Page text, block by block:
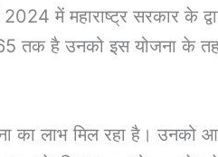
में महाराष्ट्र सरकार के
है उनको इस योजना के तहत
लाभ मिल रहा है। उनको